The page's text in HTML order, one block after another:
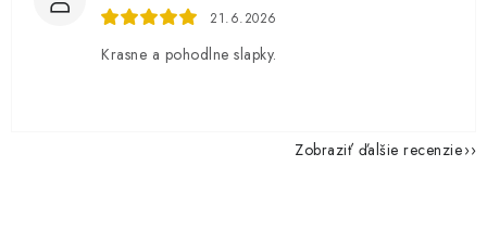
21.6.2026
Krasne a pohodlne slapky.
Zobraziť ďalšie recenzie